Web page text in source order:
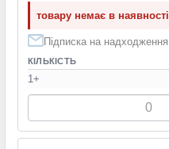
товару немає в наявності
Підписка на надходження
КІЛЬКІСТЬ
1+